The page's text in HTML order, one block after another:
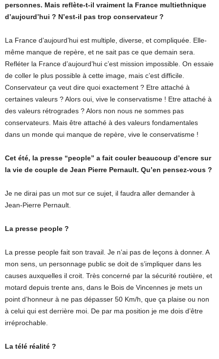
personnes. Mais reflète-t-il vraiment la France multiethnique
d’aujourd’hui ? N’est-il pas trop conservateur ?
La France d’aujourd’hui est multiple, diverse, et compliquée. Elle-
même manque de repère, et ne sait pas ce que demain sera.
Refléter la France d’aujourd’hui c’est mission impossible. On essaie
de coller le plus possible à cette image, mais c’est difficile.
Conservateur ça veut dire quoi exactement ? Etre attaché à
certaines valeurs ? Alors oui, vive le conservatisme ! Etre attaché à
des valeurs rétrogrades ? Alors non nous ne sommes pas
conservateurs. Mais être attaché à des valeurs fondamentales
dans un monde qui manque de repère, vive le conservatisme !
Cet été, la presse “people” a fait couler beaucoup d’encre sur
la vie de couple de Jean Pierre Pernault. Qu’en pensez-vous ?
Je ne dirai pas un mot sur ce sujet, il faudra aller demander à
Jean-Pierre Pernault.
La presse people ?
La presse people fait son travail. Je n’ai pas de leçons à donner. A
mon sens, un personnage public se doit de s’impliquer dans les
causes auxquelles il croit. Très concerné par la sécurité routière, et
motard depuis trente ans, dans le Bois de Vincennes je mets un
point d’honneur à ne pas dépasser 50 Km/h, que ça plaise ou non
à celui qui est derrière moi. De par ma position je me dois d’être
irréprochable.
La télé réalité ?